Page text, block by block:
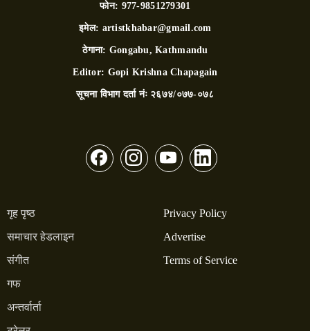
फोन: 977-9851279301
इमेल: artistkhabar@gmail.com
ठेगाना: Gongabu, Kathmandu
Editor: Gopi Krishna Chapagain
सूचना विभाग दर्ता नंः २६७४/०७७-०७८
गृह पृष्ठ
समाचार हेडलाइन
संगीत
गफ
अन्तर्वार्ता
Privacy Policy
Advertise
Terms of Service